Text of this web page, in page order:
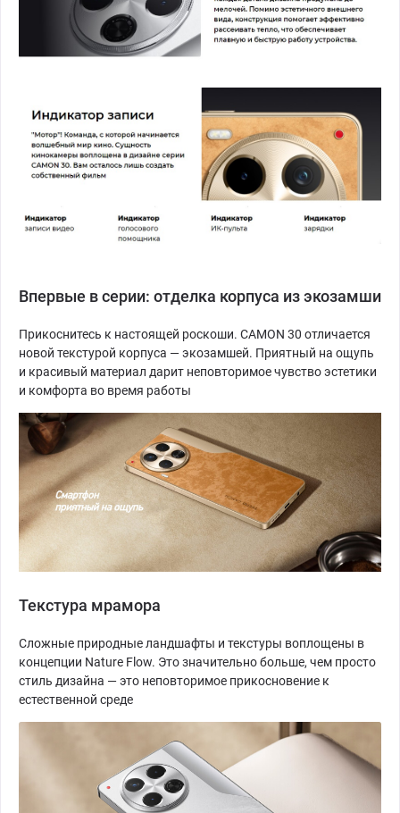
Впервые в серии: отделка корпуса из экозамши
Прикоснитесь к настоящей роскоши. CAMON 30 отличается
новой текстурой корпуса — экозамшей. Приятный на ощупь
и красивый материал дарит неповторимое чувство эстетики
и комфорта во время работы
Текстура мрамора
Сложные природные ландшафты и текстуры воплощены в
концепции Nature Flow. Это значительно больше, чем просто
стиль дизайна — это неповторимое прикосновение к
естественной среде